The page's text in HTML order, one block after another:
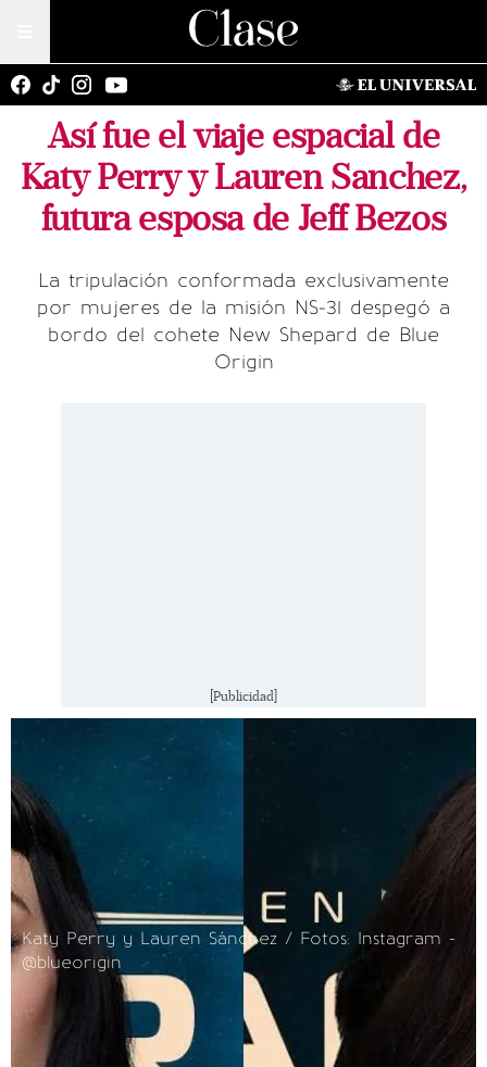
Así fue el viaje espacial de
Katy Perry y Lauren Sanchez,
futura esposa de Jeff Bezos
La tripulación conformada exclusivamente
por mujeres de la misión NS-31 despegó a
bordo del cohete New Shepard de Blue
Origin
[Publicidad]
Katy Perry y Lauren Sánchez / Fotos: Instagram -
@blueorigin